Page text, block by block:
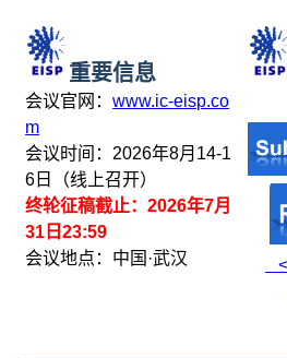
重要信息
会议官网：www.ic-eisp.co
m
会议时间：2026年8月14-1
6日（线上召开）
终轮征稿截止：2026年7月
31日23:59
会议地点：中国·武汉